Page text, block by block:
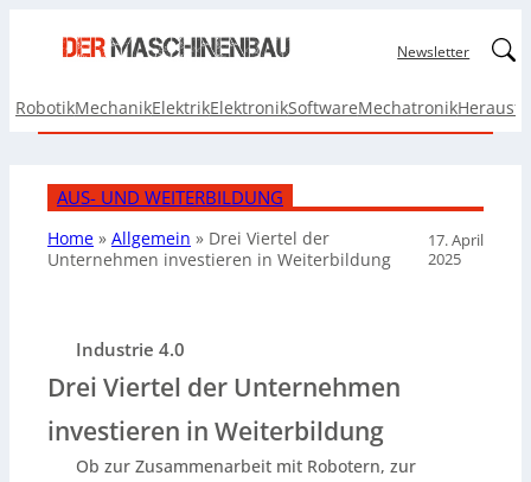
Newsletter
RobotikMechanikElektrikElektronikSoftwareMechatronik
AUS- UND WEITERBILDUNG
Home » Allgemein » Drei Viertel der
Unternehmen investieren in Weiterbildung
17. April
2025
Industrie 4.0
Drei Viertel der Unternehmen
investieren in Weiterbildung
Ob zur Zusammenarbeit mit Robotern, zur